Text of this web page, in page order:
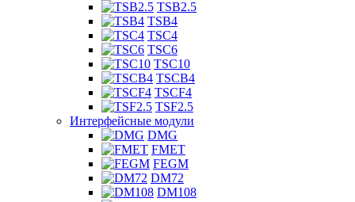
TSB2.5
TSB4
TSC4
TSC6
TSC10
TSCB4
TSCF4
TSF2.5
Интерфейсные модули
DMG
FMET
FEGM
DM72
DM108